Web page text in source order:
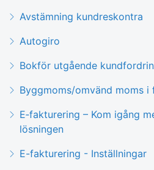
Avstämning kundreskontra
Autogiro
Bokför utgående
Byggmoms/omvänd moms i
E‑fakturering – Kom igång
lösningen
E-fakturering - Inställningar